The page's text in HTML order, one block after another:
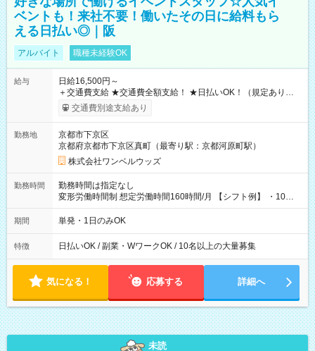
ベントも！来社不要！働いたその日に給料もら
える日払い◎｜阪
アルバイト 職種未経験OK
給与
日給16,500円～
＋交通費支給 ★交通費全額支給！ ★日払いOK！（規定あり） ┗
働いたその日に現金GET♪ お仕事後はコンビニATMから 日払
交通費別途支給あり
勤務地
京都市下京区
京都府京都市下京区真町（最寄り駅：京都河原町駅）
株式会社ワンベルウッズ
勤務時間
勤務時間は指定なし
変形労働時間制 想定労働時間160時間/月 【シフト例】 ・10：
00～20：00
期間 単発・1日のみOK
特徴 日払いOK / 副業・WワークOK / 10名以上の大量募集
気になる！ 応募する 詳細へ
未読